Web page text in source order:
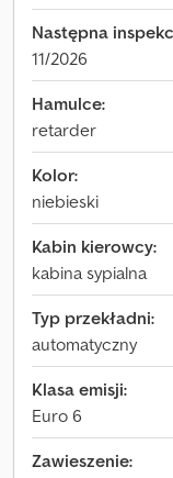
Następna
11/2026
Hamulce:
retarder
Kolor:
niebieski
Kabin kierowcy:
kabina sypialna
Typ przekładni:
automatyczny
Klasa emisji:
Euro 6
Zawieszenie: